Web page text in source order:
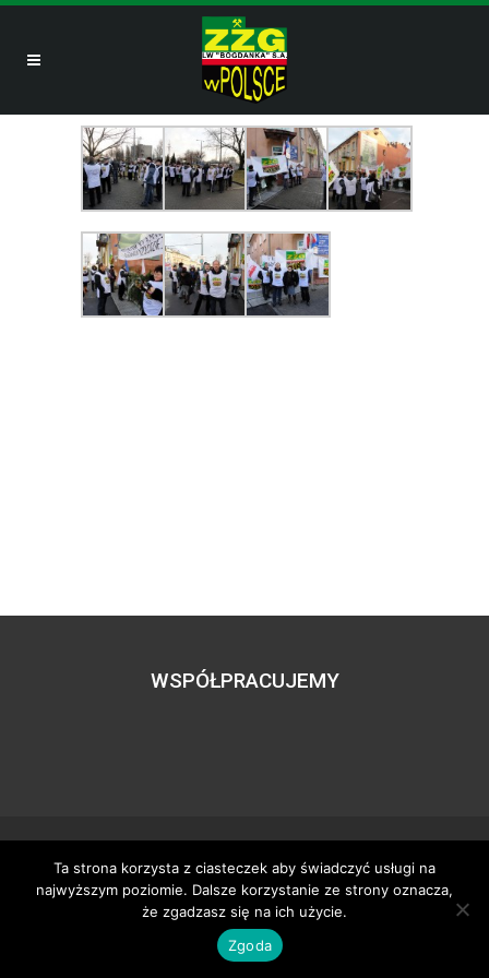
WSPÓŁPRACUJEMY
Wszystkie prawa zastrzeżone – zzgbogdanka.pl
Dostosowanie:Tworzenie stron www– H5studio.pl
Ta strona korzysta z ciasteczek aby świadczyć usługi na
najwyższym poziomie. Dalsze korzystanie ze strony oznacza,
że zgadzasz się na ich użycie.
Zgoda